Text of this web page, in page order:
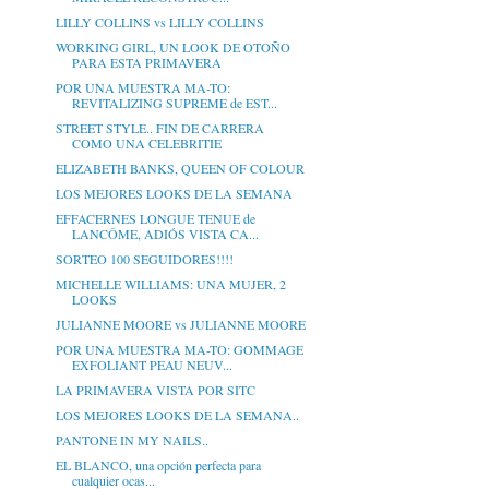
LILLY COLLINS vs LILLY COLLINS
WORKING GIRL, UN LOOK DE OTOÑO
PARA ESTA PRIMAVERA
POR UNA MUESTRA MA-TO:
REVITALIZING SUPREME de EST...
STREET STYLE.. FIN DE CARRERA
COMO UNA CELEBRITIE
ELIZABETH BANKS, QUEEN OF COLOUR
LOS MEJORES LOOKS DE LA SEMANA
EFFACERNES LONGUE TENUE de
LANCÔME, ADIÓS VISTA CA...
SORTEO 100 SEGUIDORES!!!!
MICHELLE WILLIAMS: UNA MUJER, 2
LOOKS
JULIANNE MOORE vs JULIANNE MOORE
POR UNA MUESTRA MA-TO: GOMMAGE
EXFOLIANT PEAU NEUV...
LA PRIMAVERA VISTA POR SITC
LOS MEJORES LOOKS DE LA SEMANA..
PANTONE IN MY NAILS..
EL BLANCO, una opción perfecta para
cualquier ocas...